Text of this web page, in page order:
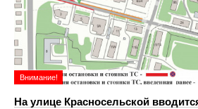
Внимание!
На улице Красносельской